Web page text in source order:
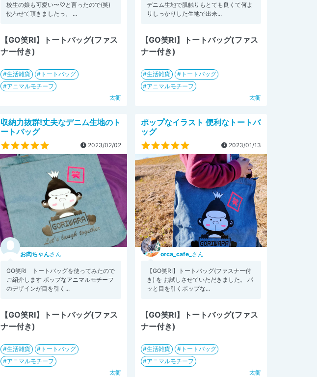
校生の娘も可愛い〜♡と言ったので(笑)
使わせて頂きましたっ。 ...
【GO笑RI】トートバッグ(ファス
ナー付き)
生活雑貨
トートバッグ
アニマルモチーフ
太衙
デニム生地で肌触りもとても良くて何よ
りしっかりした生地で出来...
【GO笑RI】トートバッグ(ファス
ナー付き)
生活雑貨
トートバッグ
アニマルモチーフ
太衙
収納力抜群!丈夫なデニム生地のト
ートバッグ
2023/02/02
お肉ちゃんさん
GO笑RI トートバッグを使ってみたので
ご紹介します ポップなアニマルモチーフ
のデザインが目を引く...
【GO笑RI】トートバッグ(ファス
ナー付き)
生活雑貨
トートバッグ
アニマルモチーフ
太衙
ポップなイラスト 便利なトートバ
ッグ
2023/01/13
orca_cafe_ さん
【GO笑RI】トートバッグ(ファスナー付
き) を お試しさせていただきました。 パ
ッと目を引くポップな...
【GO笑RI】トートバッグ(ファス
ナー付き)
生活雑貨
トートバッグ
アニマルモチーフ
太衙